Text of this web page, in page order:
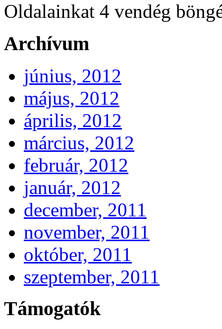
Oldalainkat 4 vendég
Archívum
június, 2012
május, 2012
április, 2012
március, 2012
február, 2012
január, 2012
december, 2011
november, 2011
október, 2011
szeptember, 2011
Támogatók